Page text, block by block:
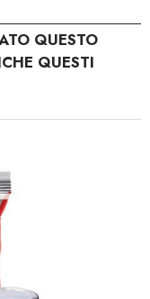
QUESTO
QUESTI